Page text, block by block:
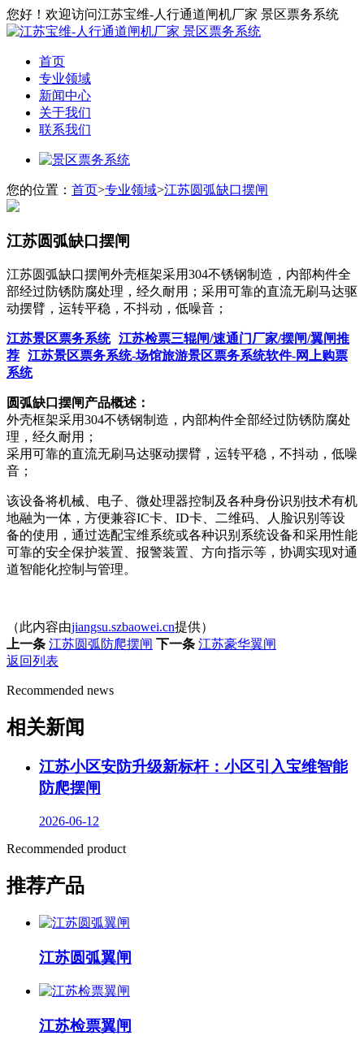
您好！欢迎访问江苏宝维-人行通道闸机厂家 景区票务系统
首页
专业领域
新闻中心
关于我们
联系我们
您的位置： 首页>专业领域>江苏圆弧缺口摆闸
江苏圆弧缺口摆闸
江苏圆弧缺口摆闸外壳框架采用304不锈钢制造，内部构件全
部经过防锈防腐处理，经久耐用；采用可靠的直流无刷马达驱
动摆臂，运转平稳，不抖动，低噪音；
江苏景区票务系统 江苏检票三辊闸/速通门厂家/摆闸/翼闸推
荐 江苏景区票务系统-场馆旅游景区票务系统软件-网上购票
系统
圆弧缺口摆闸产品概述：
外壳框架采用304不锈钢制造，内部构件全部经过防锈防腐处
理，经久耐用；
采用可靠的直流无刷马达驱动摆臂，运转平稳，不抖动，低噪
音；
该设备将机械、电子、微处理器控制及各种身份识别技术有机
地融为一体，方便兼容IC卡、ID卡、二维码、人脸识别等设
备的使用，通过选配宝维系统或各种识别系统设备和采用性能
可靠的安全保护装置、报警装置、方向指示等，协调实现对通
道智能化控制与管理。
（此内容由jiangsu.szbaowei.cn提供）
上一条 江苏圆弧防爬摆闸 下一条 江苏豪华翼闸
返回列表
Recommended news
相关新闻
江苏小区安防升级新标杆：小区引入宝维智能
防爬摆闸
2026-06-12
Recommended product
推荐产品
江苏圆弧翼闸
江苏检票翼闸